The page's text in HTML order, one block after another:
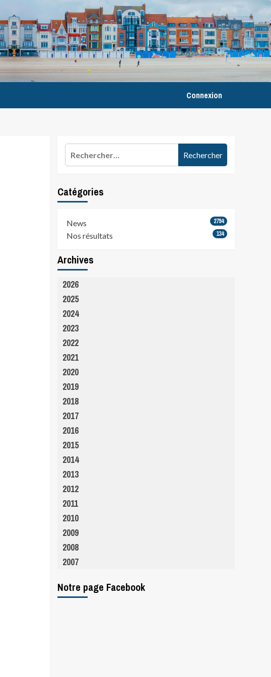
Connexion
Catégories
News 2794
Nos résultats 134
Archives
2026
2025
2024
2023
2022
2021
2020
2019
2018
2017
2016
2015
2014
2013
2012
2011
2010
2009
2008
2007
Notre page Facebook